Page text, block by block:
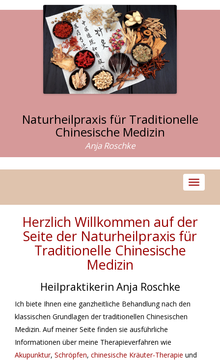
Naturheilpraxis für Traditionelle
Chinesische Medizin
Anja Roschke
Toggle
Herzlich Willkommen auf der
Seite der Naturheilpraxis für
Traditionelle Chinesische
Medizin
Heilpraktikerin Anja Roschke
Ich biete Ihnen eine ganzheitliche Behandlung nach den
klassischen Grundlagen der traditionellen Chinesischen
Medizin. Auf meiner Seite finden sie ausführliche
Informationen über meine Therapieverfahren wie
Akupunktur, Schröpfen, chinesische Kräuter-Therapie und